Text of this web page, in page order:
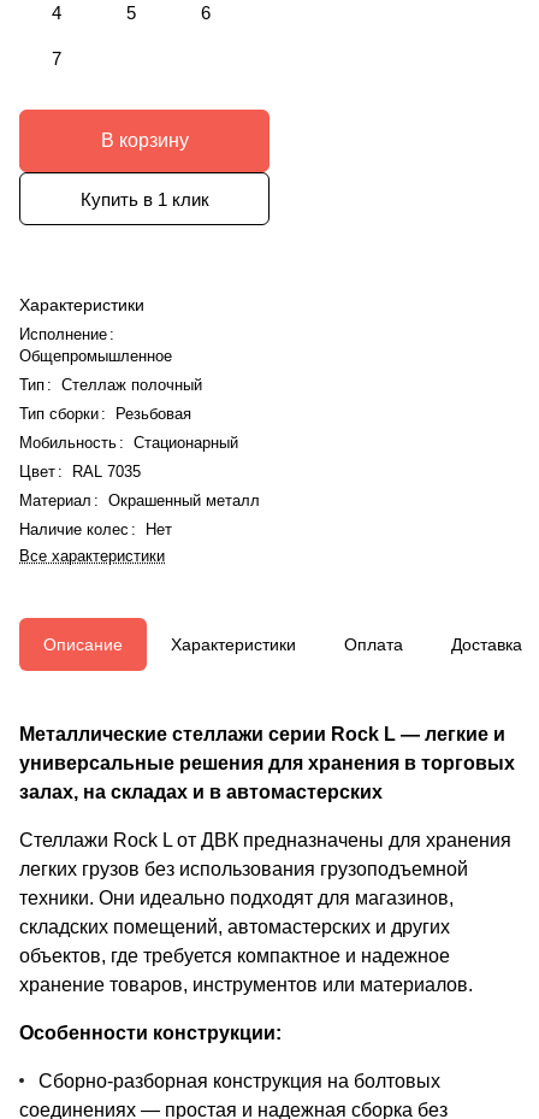
4 5 6
7
В корзину
Купить в 1 клик
Характеристики
Исполнение :
Общепромышленное
Тип : Стеллаж полочный
Тип сборки:
Резьбовая
Мобильность : Стационарный
Цвет :
RAL 7035
Материал : Окрашенный металл
Наличие колес :
Нет
Все характеристики
Описание Характеристики Оплата Доставка
Металлические стеллажи серии Rock L — легкие и
универсальные решения для хранения в торговых
залах, на складах и в автомастерских
Стеллажи Rock L от ДВК предназначены для хранения
легких грузов без использования грузоподъемной
техники. Они идеально подходят для магазинов,
складских помещений, автомастерских и других
объектов, где требуется компактное и надежное
хранение товаров, инструментов или материалов.
Особенности конструкции:
Сборно-разборная конструкция на болтовых
соединениях — простая и надежная сборка без